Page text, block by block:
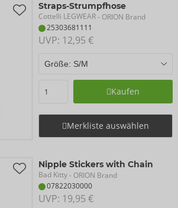
Straps-Strumpfhose
Cottelli LEGWEAR- ORION Brand
25303681111
UVP: 12,95 €
Kaufen
Merkliste auswählen
Nipple Stickers with Chain
Bad Kitty- ORION Brand
07822030000
UVP: 19,95 €